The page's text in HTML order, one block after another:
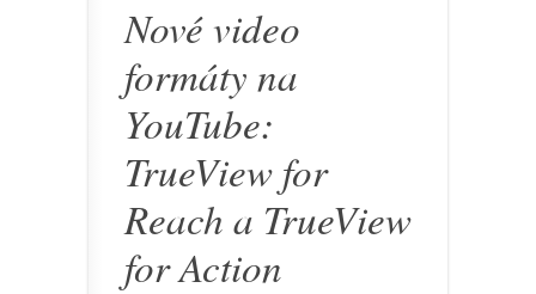
Nové video
formáty na
YouTube:
TrueView for
Reach a TrueView
for Action